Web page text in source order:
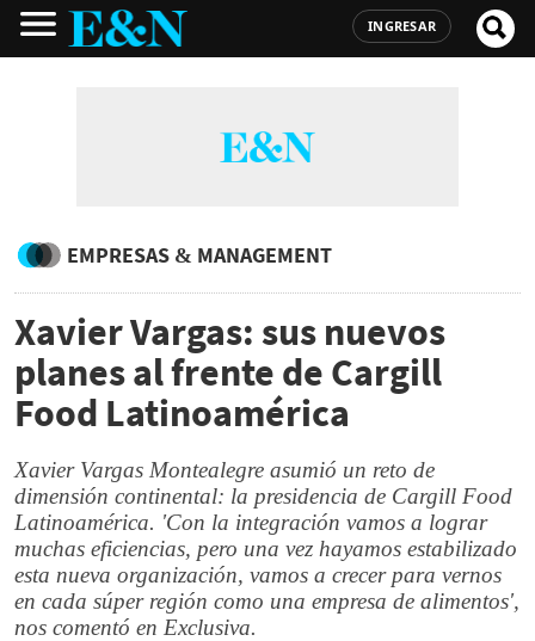
INGRESAR
EMPRESAS & MANAGEMENT
Xavier Vargas: sus nuevos
planes al frente de Cargill
Food Latinoamérica
Xavier Vargas Montealegre asumió un reto de
dimensión continental: la presidencia de Cargill Food
Latinoamérica. 'Con la integración vamos a lograr
muchas eficiencias, pero una vez hayamos estabilizado
esta nueva organización, vamos a crecer para vernos
en cada súper región como una empresa de alimentos',
nos comentó en Exclusiva.